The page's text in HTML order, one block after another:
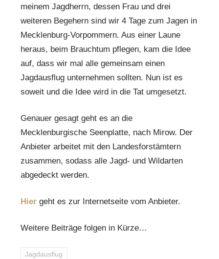
meinem Jagdherrn, dessen Frau und drei
weiteren Begehern sind wir 4 Tage zum Jagen in
Mecklenburg-Vorpommern. Aus einer Laune
heraus, beim Brauchtum pflegen, kam die Idee
auf, dass wir mal alle gemeinsam einen
Jagdausflug unternehmen sollten. Nun ist es
soweit und die Idee wird in die Tat umgesetzt.
Genauer gesagt geht es an die
Mecklenburgische Seenplatte, nach Mirow. Der
Anbieter arbeitet mit den Landesforstämtern
zusammen, sodass alle Jagd- und Wildarten
abgedeckt werden.
Hier geht es zur Internetseite vom Anbieter.
Weitere Beiträge folgen in Kürze…
Jagdausflug